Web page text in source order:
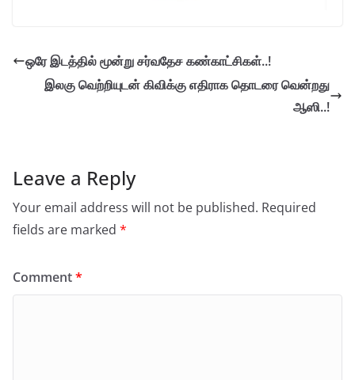
ஒரே இடத்தில் மூன்று சர்வதேச கண்காட்சிகள்..!
இலகு வெற்றியுடன் கிவிக்கு எதிராக தொடரை வென்றது
ஆஸி..!
Leave a Reply
Your email address will not be published. Required
fields are marked *
Comment*